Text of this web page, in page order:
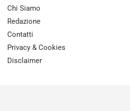
Chi Siamo
Redazione
Contatti
Privacy & Cookies
Disclaimer